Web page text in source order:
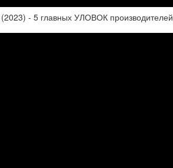
- 5 главных УЛОВОК производителей